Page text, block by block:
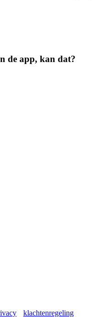
de app, kan dat?
klachtenregeling